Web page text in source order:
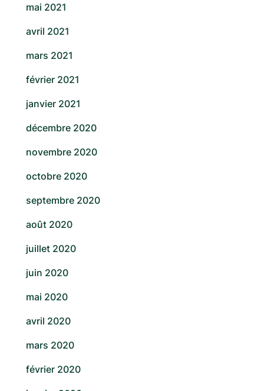
mai 2021
avril 2021
mars 2021
février 2021
janvier 2021
décembre 2020
novembre 2020
octobre 2020
septembre 2020
août 2020
juillet 2020
juin 2020
mai 2020
avril 2020
mars 2020
février 2020